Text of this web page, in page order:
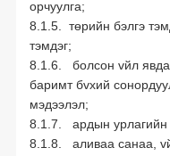
орчуулга;
8.1.5. төрийн бэлгэ
тэмдэг;
8.1.6. болсон vйл
баримт бvхий
мэдээлэл;
8.1.7. ардын урлагийн
8.1.8. аливаа санаа,